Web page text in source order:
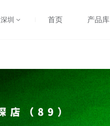
深圳 首页 产品库